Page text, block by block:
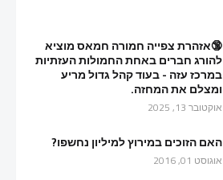
🔞אזהרת צפייה חמורה חמאס מוציא
להורג חברים באחת החמולות העזתיות
במרכז עזה - בעוד קהל גדול מריע
ומצלם את המחזה.
אוקטובר 13, 2025
האם הזוכים במירוץ למיליון נחשפו?
אוגוסט 01, 2016